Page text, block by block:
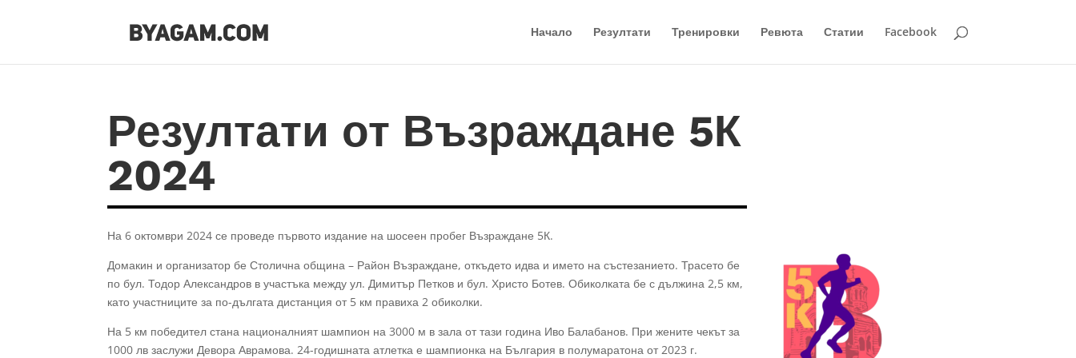
Начало Резултати Тренировки Ревюта Статии Facebook
Резултати от Възраждане 5К
2024
На 6 октомври 2024 се проведе първото издание на шосеен пробег Възраждане 5К.
Домакин и организатор бе Столична община – Район Възраждане, откъдето идва и името на състезанието. Трасето бе
по бул. Тодор Александров в участъка между ул. Димитър Петков и бул. Христо Ботев. Обиколката бе с дължина 2,5 км,
като участниците за по-дългата дистанция от 5 км правиха 2 обиколки.
На 5 км победител стана националният шампион на 3000 м в зала от тази година Иво Балабанов. При жените чекът за
1000 лв заслужи Девора Аврамова. 24-годишната атлетка е шампионка на България в полумаратона от 2023 г.